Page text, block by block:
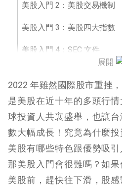
美股入門 2：美股交易機制
美股入門 3：美股四大指數
美股入門 4：SEC 文件
美股入門 6：如何買美股？
美股入門 7：美股下單方式
美股入門 8：10-K
美股入門 9：美股交割時間
美股入門 10：美股股利
展開
2022 年雖然國際股市重挫
是美股在近十年的多頭行
球投資人共襄盛舉，也讓
數大幅成長！究竟為什麼
美股有哪些特色跟優勢吸引
那美股入門會很難嗎？如
美股前，趕快往下滑，股